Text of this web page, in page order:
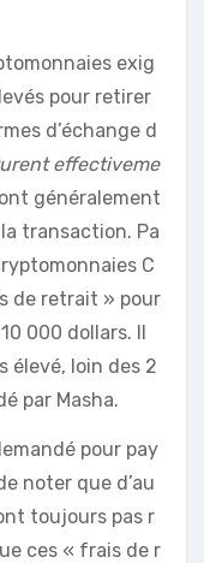
exig
pour retirer
d’échange d
effectiveme
généralement
transaction. Pa
C
de retrait » pour
000 dollars. Il
élevé, loin des 2
par Masha.
pour pay
noter que d’au
toujours pas r
ces « frais de r